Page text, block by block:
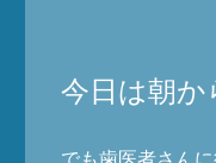
今日は朝か
でも歯医者さん